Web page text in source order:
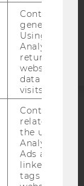
Contains a
generated
Using this
Analytics can
returning
website and
data from
visits.
Contains
related
the user. If
Analytics and
Ads accounts
linked, the
tags on the